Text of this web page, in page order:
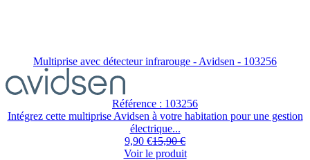
Multiprise avec détecteur infrarouge - Avidsen - 103256
Référence : 103256
Intégrez cette multiprise Avidsen à votre habitation pour une gestion
électrique...
9,90 €15,90 €
Voir le produit